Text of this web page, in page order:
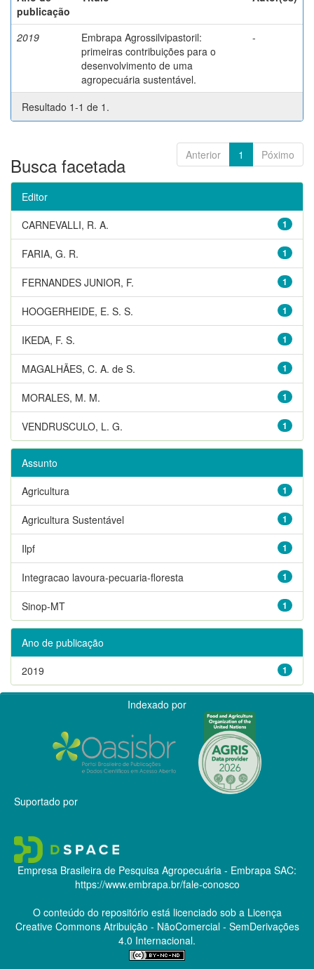
publicação
2019
Embrapa Agrossilvipastoril:
primeiras contribuições para o
desenvolvimento de uma
agropecuária sustentável.
-
Resultado 1-1 de 1.
Anterior 1 Póximo
Busca facetada
Editor
1
CARNEVALLI, R. A.
1
FARIA, G. R.
1
FERNANDES JUNIOR, F.
1
HOOGERHEIDE, E. S. S.
1
IKEDA, F. S.
1
MAGALHÃES, C. A. de S.
1
MORALES, M. M.
1
VENDRUSCULO, L. G.
Assunto
1
Agricultura
1
Agricultura Sustentável
1
Ilpf
1
Integracao lavoura-pecuaria-floresta
1
Sinop-MT
Ano de publicação
1
2019
Indexado por
Suportado por
Empresa Brasileira de Pesquisa Agropecuária - Embrapa SAC:
https://www.embrapa.br/fale-conosco
O conteúdo do repositório está licenciado sob a Licença
Creative CommonsAtribuição - NãoComercial - SemDerivações
4.0 Internacional.